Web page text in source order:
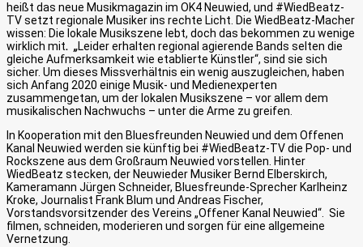
heißt das neue Musikmagazin im OK4 Neuwied, und #WiedBeatz-
TV setzt regionale Musiker ins rechte Licht. Die WiedBeatz-Macher
wissen: Die lokale Musikszene lebt, doch das bekommen zu wenige
wirklich mit. „Leider erhalten regional agierende Bands selten die
gleiche Aufmerksamkeit wie etablierte Künstler“, sind sie sich
sicher. Um dieses Missverhältnis ein wenig auszugleichen, haben
sich Anfang 2020 einige Musik- und Medienexperten
zusammengetan, um der lokalen Musikszene – vor allem dem
musikalischen Nachwuchs – unter die Arme zu greifen.
In Kooperation mit den Bluesfreunden Neuwied und dem Offenen
Kanal Neuwied werden sie künftig bei #WiedBeatz-TV die Pop- und
Rockszene aus dem Großraum Neuwied vorstellen. Hinter
WiedBeatz stecken, der Neuwieder Musiker Bernd Elberskirch,
Kameramann Jürgen Schneider, Bluesfreunde-Sprecher Karlheinz
Kroke, Journalist Frank Blum und Andreas Fischer,
Vorstandsvorsitzender des Vereins „Offener Kanal Neuwied“. Sie
filmen, schneiden, moderieren und sorgen für eine allgemeine
Vernetzung.